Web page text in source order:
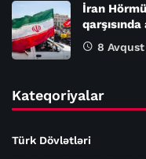
İran
8 Avqust
Kateqoriyalar
Türk Dövlətləri